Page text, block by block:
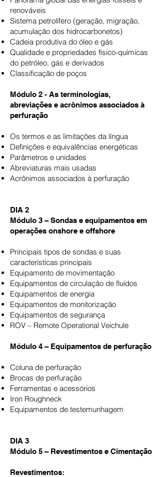
renováveis
Sistema petrolífero (geração, migração,
acumulação dos hidrocarbonetos)
Cadeia produtiva do óleo e gás
Qualidade e propriedades físico-químicas
do petróleo, gás e derivados
Classificação de poços
Módulo 2 - As terminologias,
abreviações e acrônimos associados à
perfuração
Os termos e as limitações da língua
Definições e equivalências energéticas
Parâmetros e unidades
Abreviaturas mais usadas
Acrônimos associados à perfuração
DIA 2
Módulo 3 – Sondas e equipamentos em
operações onshore e offshore
Principais tipos de sondas e suas
características principais
Equipamento de movimentação
Equipamentos de circulação de fluídos
Equipamentos de energia
Equipamentos de monitorização
Equipamentos de segurança
ROV – Remote Operational Veichule
Módulo 4 – Equipamentos de perfuração
Coluna de perfuração
Brocas de perfuração
Ferramentas e acessórios
Iron Roughneck
Equipamentos de testemunhagem
DIA 3
Módulo 5 – Revestimentos e Cimentação
Revestimentos: